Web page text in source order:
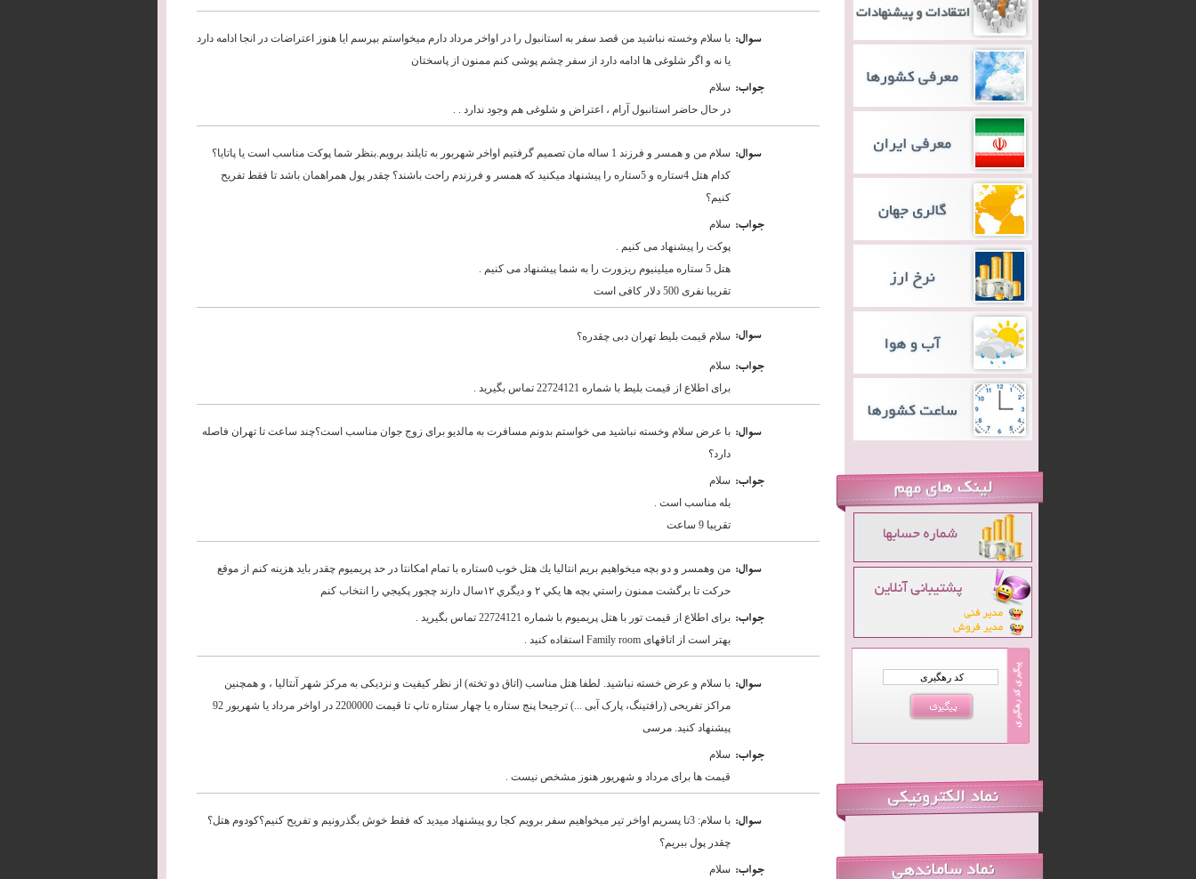
با سلام وخسته نباشید من قصد سفر به استانبول را در اواخر مرداد دارم میخواستم بپرسم ایا هنوز اعتراضات در انجا ادامه دارد
یا نه و اگر شلوغی ها ادامه دارد از سفر چشم پوشی کنم ممنون از پاسختان
:سوال
سلام
در حال حاضر استانبول آرام ، اعتراض و شلوغی هم وجود ندارد . .
:جواب
سلام من و همسر و فرزند 1 ساله مان تصمیم گرفتیم اواخر شهربور به تایلند برویم.بنظر شما پوکت مناسب است یا پاتایا؟
کدام هتل 4ستاره و 5ستاره را پیشنهاد میکنید که همسر و فرزندم راحت باشند؟ چقدر پول همراهمان باشد تا فقط تفریح
کنیم؟
:سوال
سلام
پوکت را پیشنهاد می کنیم .
هتل 5 ستاره میلینیوم ریزورت را به شما پیشنهاد می کنیم .
تقریبا نفری 500 دلار کافی است
:جواب
سلام قیمت بلیط تهران دبی چقدره؟ :سوال
سلام
برای اطلاع از قیمت بلیط با شماره 22724121 تماس بگیرید .
:جواب
با عرض سلام وخسته نباشید می خواستم بدونم مسافرت به مالدیو برای زوج جوان مناسب است؟چند ساعت تا تهران فاصله
دارد؟
:سوال
سلام
بله مناسب است .
تقریبا 9 ساعت
:جواب
من وهمسر و دو بچه ميخواهيم بريم انتاليا يك هتل خوب ٥ستاره با تمام امكانتا در حد پريميوم چقدر بايد هزينه كنم از موقع
حركت تا برگشت ممنون راستي بچه ها يكي ٢ و ديگري ١٢سال دارند چجور پكيجي را انتخاب كنم
:سوال
برای اطلاع از قیمت تور با هتل پریمیوم با شماره 22724121 تماس بگیرید .
بهتر است از اتاقهای Family room استفاده کنید .
:جواب
با سلام و عرض خسته نباشيد. لطفا هتل مناسب (اتاق دو تخته) از نظر کيفيت و نزديکی به مرکز شهر آنتاليا ، و همچنين
مراکز تفريحی (رافتينگ، پارک آبی ...) ترجيحا پنج ستاره يا چهار ستاره تاپ تا قيمت 2200000 در اواخر مرداد يا شهريور 92
پيشنهاد کنيد. مرسی
:سوال
سلام
قیمت ها برای مرداد و شهریور هنوز مشخص نیست .
:جواب
با سلام: 3تا پسریم اواخر تیر میخواهیم سفر برویم کجا رو پیشنهاد میدید که فقط خوش بگذرونیم و تفریح کنیم؟کودوم هتل؟
چقدر پول ببریم؟
:سوال
سلام
:جواب